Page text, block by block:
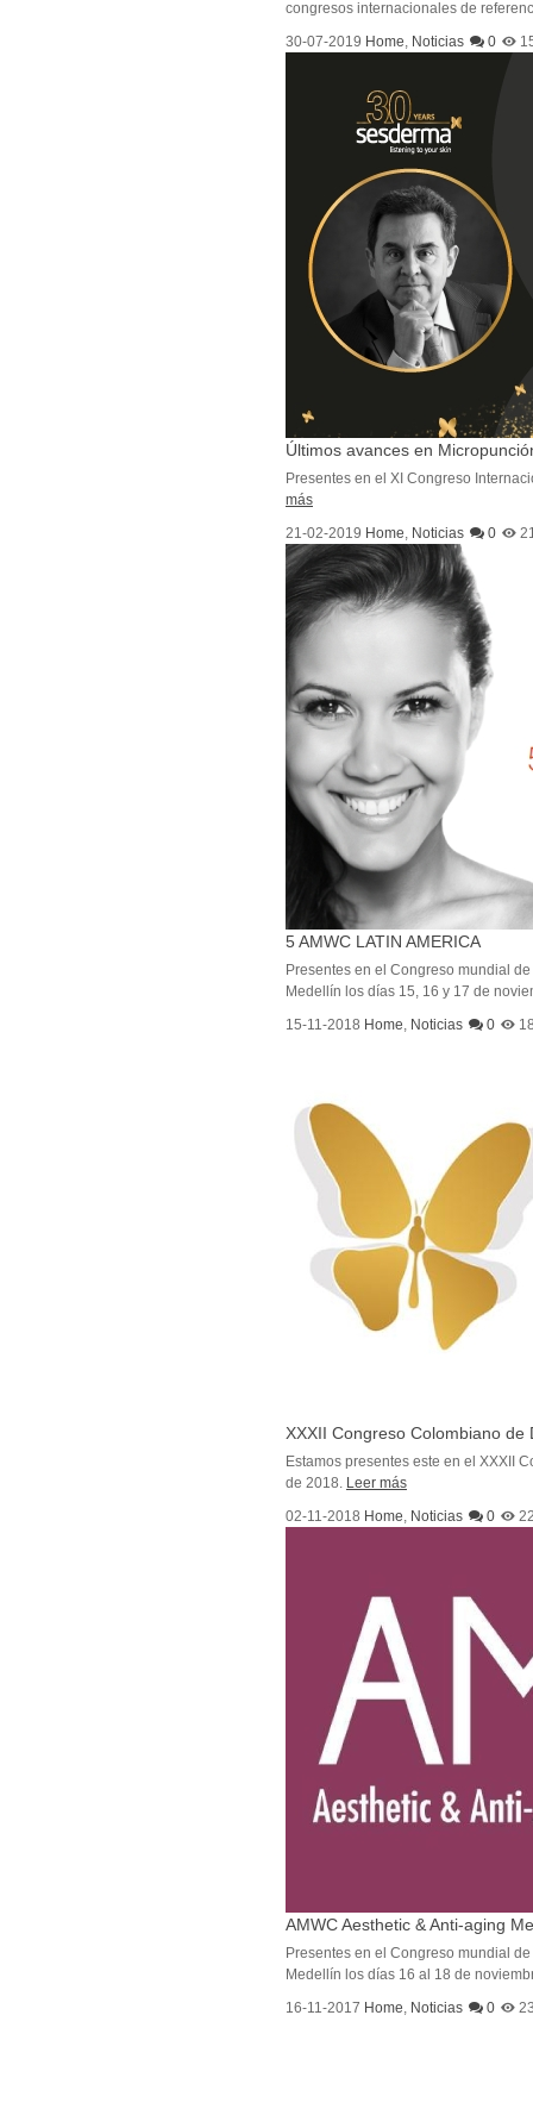
congresos internacionales de
30-07-2019 Home, Noticias 0
Últimos avances en
Presentes en el XI Congreso
más
21-02-2019 Home, Noticias 0
5 AMWC LATIN AMERICA
Presentes en el Congreso mundial
Medellín los días 15, 16 y 17 de
15-11-2018 Home, Noticias 0
XXXII Congreso Colombiano de
Estamos presentes este en el XXXII
de 2018. Leer más
02-11-2018 Home, Noticias 0
AMWC Aesthetic & Anti-aging
Presentes en el Congreso mundial
Medellín los días 16 al 18 de
16-11-2017 Home, Noticias 0